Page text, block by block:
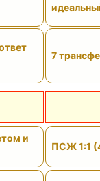
7
и
ПСЖ 1:1